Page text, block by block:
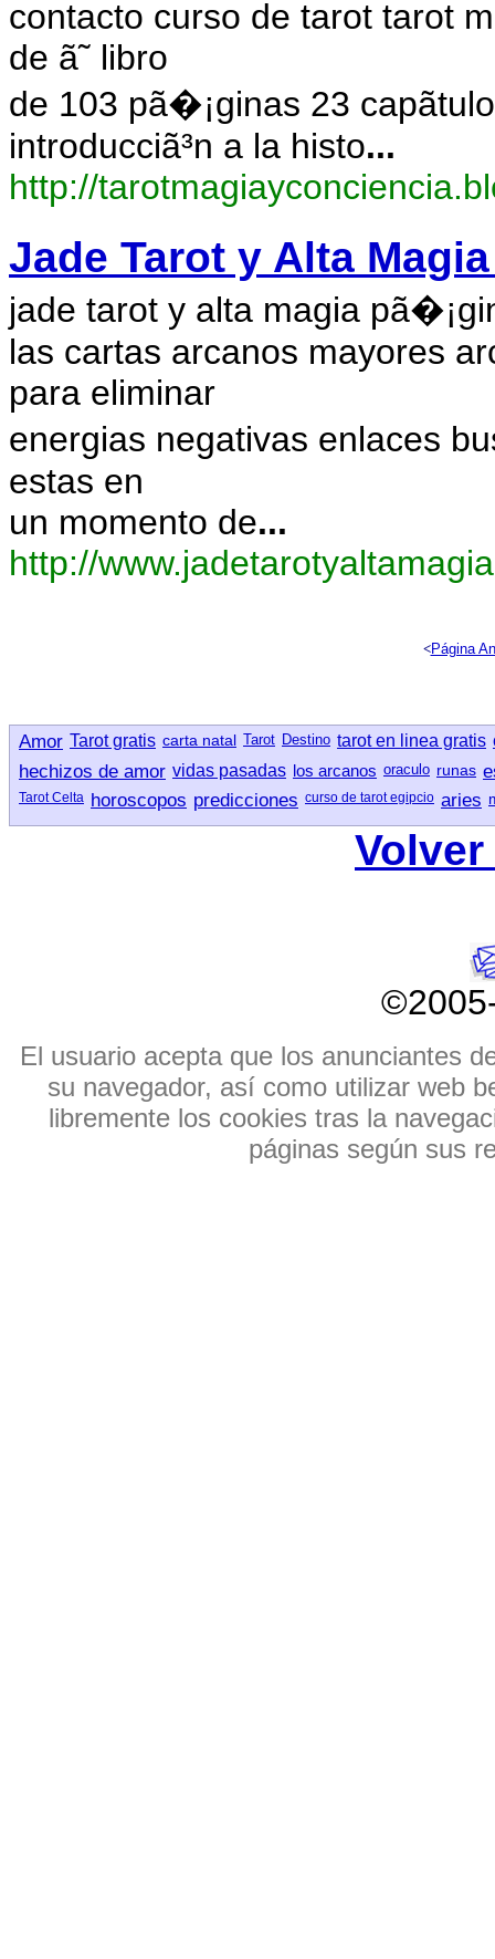
contacto curso de tarot tarot
de ã˜ libro
de 103 pã�¡ginas 23
introducciã³n a la histo...
http://
Jade Tarot y Alta
jade tarot y alta magia
las cartas arcanos mayores
para eliminar
energias negativas enlaces
estas en
un momento de...
http://
<Página
Amor Tarot gratis carta natal Tarot Destino tarot en linea gratis
hechizos de amor vidas pasadas los arcanos oraculo runas
Tarot Celta horoscopos predicciones curso de tarot egipcio aries
El usuario acepta que los anunciantes
su navegador, así como utilizar web
libremente los cookies tras la
páginas según sus